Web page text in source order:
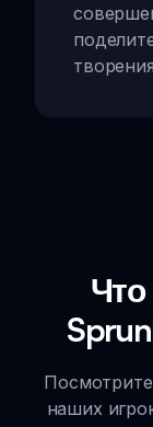
Что
наших